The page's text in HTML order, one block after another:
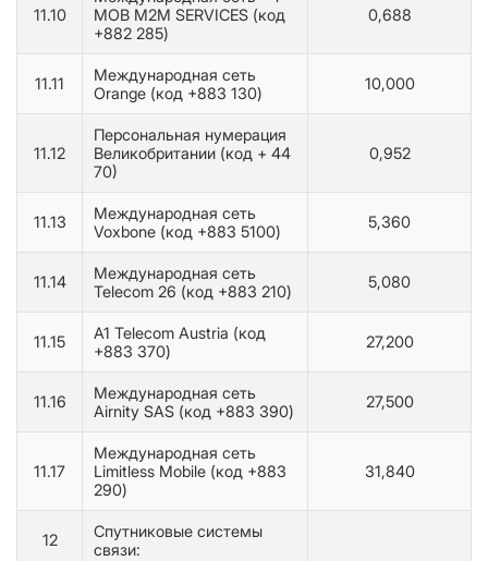
11.10
MOB M2M SERVICES (код
+882 285)
0,688
11.11
Международная сеть
Orange (код +883 130)
10,000
11.12
Персональная нумерация
Великобритании (код + 44
70)
0,952
11.13
Международная сеть
Voxbone (код +883 5100)
5,360
11.14
Международная сеть
Telecom 26 (код +883 210)
5,080
11.15
A1 Telecom Austria (код
+883 370)
27,200
11.16
Международная сеть
Airnity SAS (код +883 390)
27,500
11.17
Международная сеть
Limitless Mobile (код +883
290)
31,840
12
Спутниковые системы
связи: